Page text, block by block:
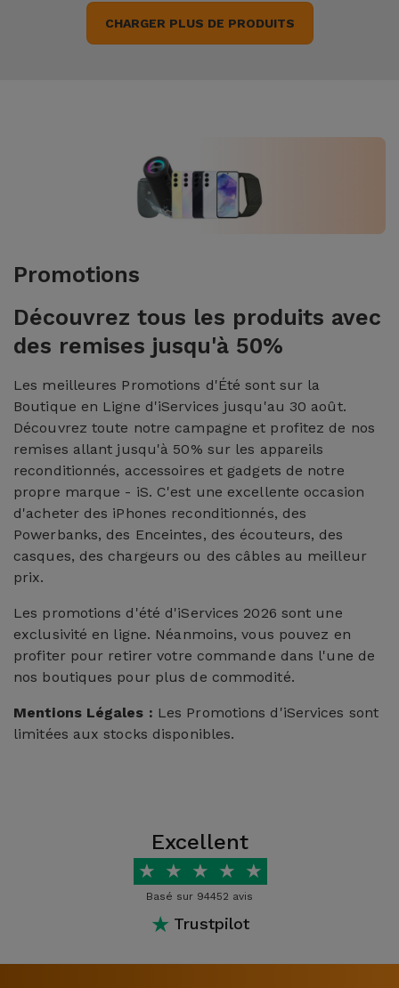
CHARGER PLUS DE PRODUITS
Promotions
Découvrez tous les produits avec
des remises jusqu'à 50%
Les meilleures Promotions d'Été sont sur la
Boutique en Ligne d'iServices jusqu'au 30 août.
Découvrez toute notre campagne et profitez de nos
remises allant jusqu'à 50% sur les appareils
reconditionnés, accessoires et gadgets de notre
propre marque - iS. C'est une excellente occasion
d'acheter des iPhones reconditionnés, des
Powerbanks, des Enceintes, des écouteurs, des
casques, des chargeurs ou des câbles au meilleur
prix.
Les promotions d'été d'iServices 2026 sont une
exclusivité en ligne. Néanmoins, vous pouvez en
profiter pour retirer votre commande dans l'une de
nos boutiques pour plus de commodité.
Mentions Légales : Les Promotions d'iServices sont
limitées aux stocks disponibles.
Excellent
★ ★ ★ ★ ★
Basé sur 94452 avis
★ Trustpilot